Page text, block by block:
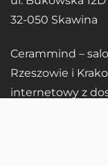
32-050 Skawina
Cerammind –
Rzeszowie i
internetowy z